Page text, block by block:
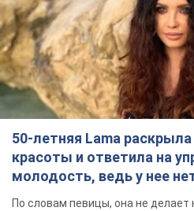
50-летняя Lama
красоты и ответила на
молодость, ведь у нее
По словам певицы, она не делает